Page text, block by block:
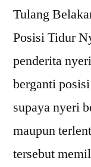
Tulang
Posisi Tidur
penderita
berganti
supaya nyeri
maupun
tersebut